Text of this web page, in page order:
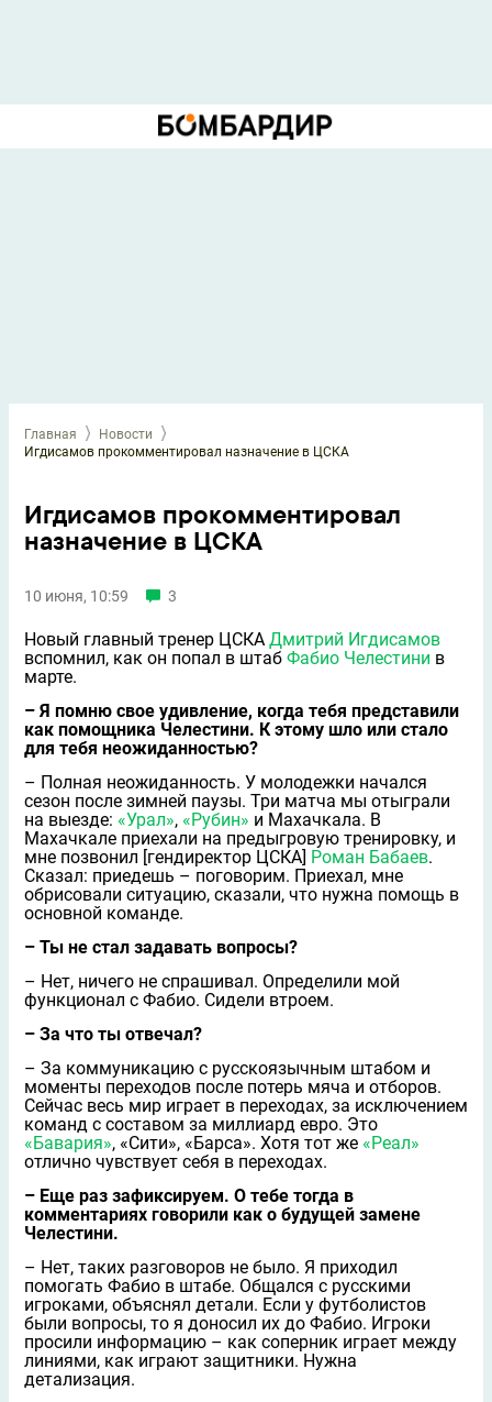
Главная
Новости
Игдисамов прокомментировал назначение в ЦСКА
Игдисамов прокомментировал
назначение в ЦСКА
10 июня, 10:59 3
Новый главный тренер ЦСКА Дмитрий Игдисамов
вспомнил, как он попал в штаб Фабио Челестини в
марте.
– Я помню свое удивление, когда тебя представили
как помощника Челестини. К этому шло или стало
для тебя неожиданностью?
– Полная неожиданность. У молодежки начался
сезон после зимней паузы. Три матча мы отыграли
на выезде: «Урал», «Рубин» и Махачкала. В
Махачкале приехали на предыгровую тренировку, и
мне позвонил [гендиректор ЦСКА] Роман Бабаев.
Сказал: приедешь – поговорим. Приехал, мне
обрисовали ситуацию, сказали, что нужна помощь в
основной команде.
– Ты не стал задавать вопросы?
– Нет, ничего не спрашивал. Определили мой
функционал с Фабио. Сидели втроем.
– За что ты отвечал?
– За коммуникацию с русскоязычным штабом и
моменты переходов после потерь мяча и отборов.
Сейчас весь мир играет в переходах, за исключением
команд с составом за миллиард евро. Это
«Бавария», «Сити», «Барса». Хотя тот же «Реал»
отлично чувствует себя в переходах.
– Еще раз зафиксируем. О тебе тогда в
комментариях говорили как о будущей замене
Челестини.
– Нет, таких разговоров не было. Я приходил
помогать Фабио в штабе. Общался с русскими
игроками, объяснял детали. Если у футболистов
были вопросы, то я доносил их до Фабио. Игроки
просили информацию – как соперник играет между
линиями, как играют защитники. Нужна
детализация.